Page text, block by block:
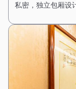
私密，独立包厢设